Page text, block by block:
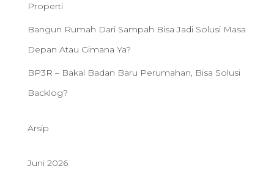
Properti
Bangun Rumah Dari Sampah Bisa Jadi Solusi Masa
Depan Atau Gimana Ya?
BP3R – Bakal Badan Baru Perumahan, Bisa Solusi
Backlog?
Arsip
Juni 2026